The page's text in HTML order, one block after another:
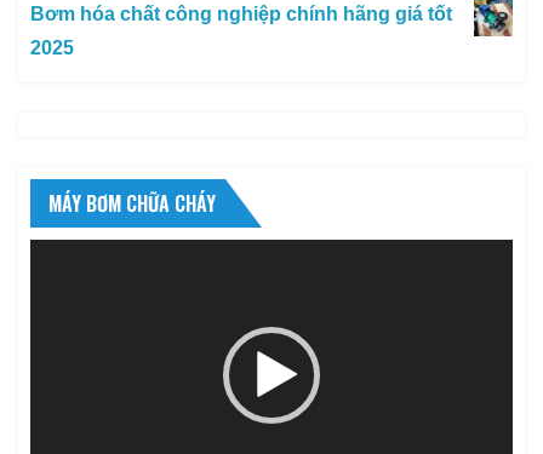
Bơm hóa chất công nghiệp chính hãng giá tốt
2025
MÁY BƠM CHỮA CHÁY